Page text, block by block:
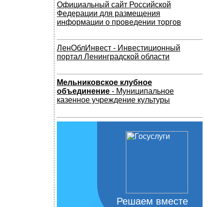
Официальный сайт Российской
Федерации для размещения
информации о проведении торгов
ЛенОблИнвест - Инвестиционный
портал Ленинградской области
Мельниковское клубное
объединение - Муниципальное
казенное учреждение культуры
Решаем вместе